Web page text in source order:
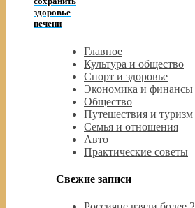
здоровье
печени
Главное
Культура и общество
Спорт и здоровье
Экономика и финансы
Общество
Путешествия и туризм
Семья и отношения
Авто
Практические советы
Свежие записи